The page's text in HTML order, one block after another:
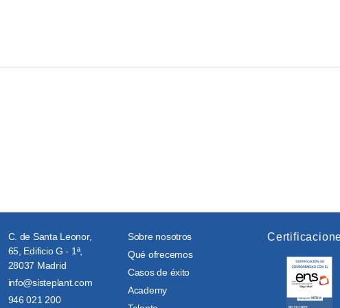
C. de Santa Leonor,
65, Edificio G - 1ª,
28037 Madrid
info@sisteplant.com
946 021 200
Sobre nosotros
Qué ofrecemos
Casos de éxito
Academy